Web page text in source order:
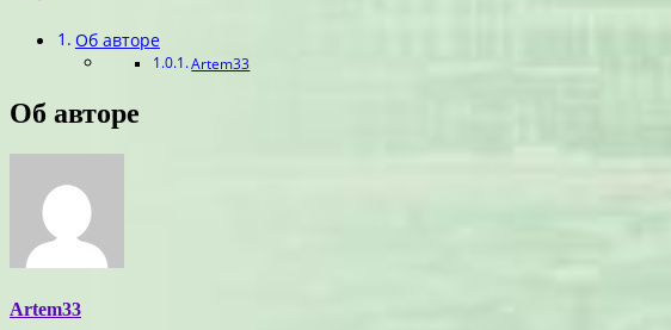
Об авторе
Artem33
Об авторе
Artem33